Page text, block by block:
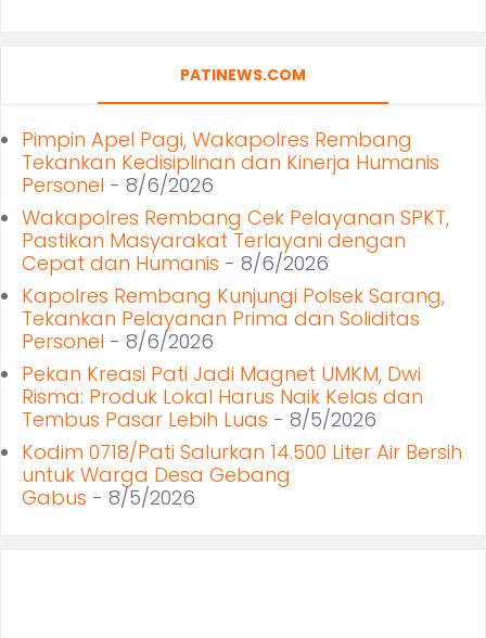
PATINEWS.COM
Pimpin Apel Pagi, Wakapolres Rembang
Tekankan Kedisiplinan dan Kinerja Humanis
Personel - 8/6/2026
Wakapolres Rembang Cek Pelayanan SPKT,
Pastikan Masyarakat Terlayani dengan
Cepat dan Humanis - 8/6/2026
Kapolres Rembang Kunjungi Polsek Sarang,
Tekankan Pelayanan Prima dan Soliditas
Personel - 8/6/2026
Pekan Kreasi Pati Jadi Magnet UMKM, Dwi
Risma: Produk Lokal Harus Naik Kelas dan
Tembus Pasar Lebih Luas - 8/5/2026
Kodim 0718/Pati Salurkan 14.500 Liter Air Bersih
untuk Warga Desa Gebang
Gabus - 8/5/2026